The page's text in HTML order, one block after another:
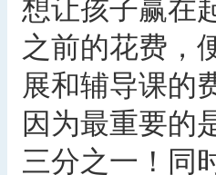
之前的花费，
展和辅导课的
因为最重要的
三分之一！同